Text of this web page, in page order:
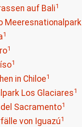
auf Bali1
Meeresnationalpark
1
1
1
in Chiloe1
Los Glaciares1
Sacramento1
von Iguazú1